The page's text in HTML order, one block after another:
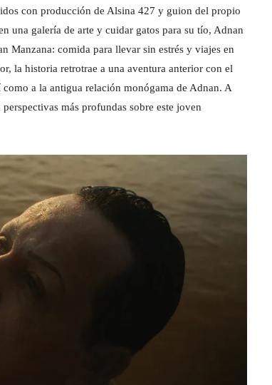
con producción de Alsina 427 y guion del propio
una galería de arte y cuidar gatos para su tío, Adnan
Manzana: comida para llevar sin estrés y viajes en
la historia retrotrae a una aventura anterior con el
a la antigua relación monógama de Adnan. A
más profundas sobre este joven